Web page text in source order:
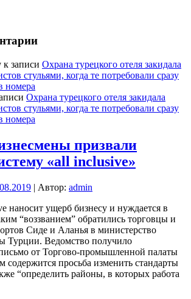
к записи Охрана турецкого отеля закидала
стульями, когда те потребовали сразу
номера
Охрана турецкого отеля закидала
стульями, когда те потребовали сразу
номера
призвали
«all inclusive»
| Автор: admin
наносит ущерб бизнесу и нуждается в
“воззванием” обратились торговцы и
Сиде и Аланья в министерство
Турции. Ведомство получило
от Торгово-промышленной палаты
просьба изменить стандарты
“определить районы, в которых работа